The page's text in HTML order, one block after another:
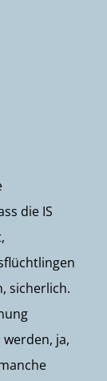
die IS
sicherlich.
ja,